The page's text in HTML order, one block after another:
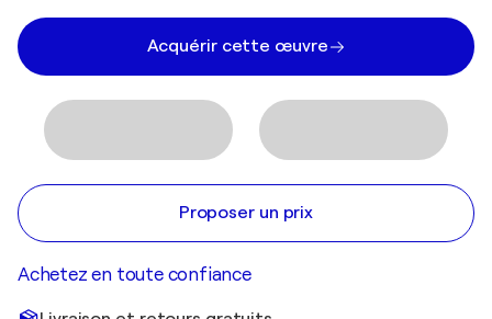
Acquérir cette œuvre
Proposer un prix
Achetez en toute confiance